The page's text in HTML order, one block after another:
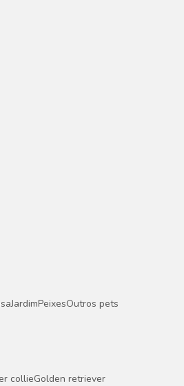
JardimPeixesOutros pets
collieGolden retriever